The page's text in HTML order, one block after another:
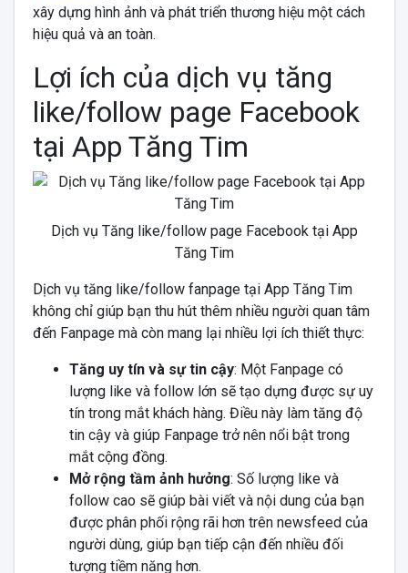
xây dựng hình ảnh và phát triển thương hiệu một cách
hiệu quả và an toàn.
Lợi ích của dịch vụ tăng
like/follow page Facebook
tại App Tăng Tim
Dịch vụ Tăng like/follow page Facebook tại App
Tăng Tim
Dịch vụ tăng like/follow fanpage tại App Tăng Tim
không chỉ giúp bạn thu hút thêm nhiều người quan tâm
đến Fanpage mà còn mang lại nhiều lợi ích thiết thực:
Tăng uy tín và sự tin cậy: Một Fanpage có
lượng like và follow lớn sẽ tạo dựng được sự uy
tín trong mắt khách hàng. Điều này làm tăng độ
tin cậy và giúp Fanpage trở nên nổi bật trong
mắt cộng đồng.
Mở rộng tầm ảnh hưởng: Số lượng like và
follow cao sẽ giúp bài viết và nội dung của bạn
được phân phối rộng rãi hơn trên newsfeed của
người dùng, giúp bạn tiếp cận đến nhiều đối
tượng tiềm năng hơn.